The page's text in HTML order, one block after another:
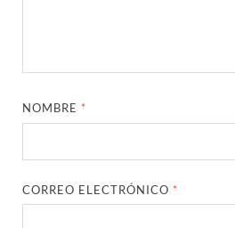
NOMBRE *
CORREO ELECTRÓNICO *